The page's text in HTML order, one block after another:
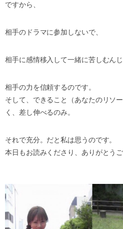
ですから、
相手のドラマに参加しないで、
相手に感情移入して一緒に苦しむんじ
相手の力を信頼するのです。
そして、できること（あなたのリソ
く、差し伸べるのみ。
それで充分。だと私は思うのです。
本日もお読みくださり、ありがとうご